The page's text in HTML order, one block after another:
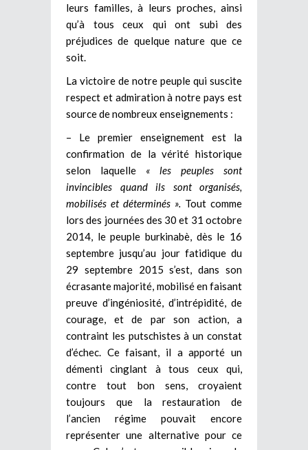
leurs familles, à leurs proches, ainsi
qu’à tous ceux qui ont subi des
préjudices de quelque nature que ce
soit.
La victoire de notre peuple qui suscite
respect et admiration à notre pays est
source de nombreux enseignements :
– Le premier enseignement est la
confirmation de la vérité historique
selon laquelle « les peuples sont
invincibles quand ils sont organisés,
mobilisés et déterminés ». Tout comme
lors des journées des 30 et 31 octobre
2014, le peuple burkinabè, dès le 16
septembre jusqu’au jour fatidique du
29 septembre 2015 s’est, dans son
écrasante majorité, mobilisé en faisant
preuve d’ingéniosité, d’intrépidité, de
courage, et de par son action, a
contraint les putschistes à un constat
d’échec. Ce faisant, il a apporté un
démenti cinglant à tous ceux qui,
contre tout bon sens, croyaient
toujours que la restauration de
l’ancien régime pouvait encore
représenter une alternative pour ce